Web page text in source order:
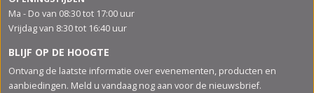
Ma - Do van 08:30 tot 17:00 uur
Vrijdag van 8:30 tot 16:40 uur
BLIJF OP DE HOOGTE
Ontvang de laatste informatie over evenementen, producten en
aanbiedingen. Meld u vandaag nog aan voor de nieuwsbrief.